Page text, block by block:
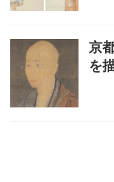
京
を